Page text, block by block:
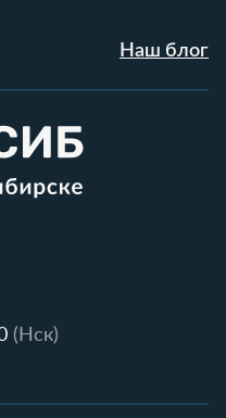
Наш блог
(Нск)